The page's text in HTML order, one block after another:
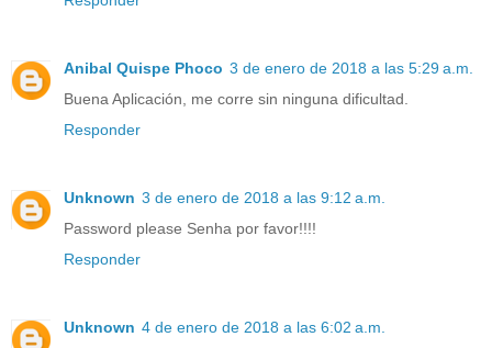
Anibal Quispe Phoco 3 de enero de 2018 a las 5:29 a.m.
Buena Aplicación, me corre sin ninguna dificultad.
Responder
Unknown 3 de enero de 2018 a las 9:12 a.m.
Password please Senha por favor!!!!
Responder
Unknown 4 de enero de 2018 a las 6:02 a.m.